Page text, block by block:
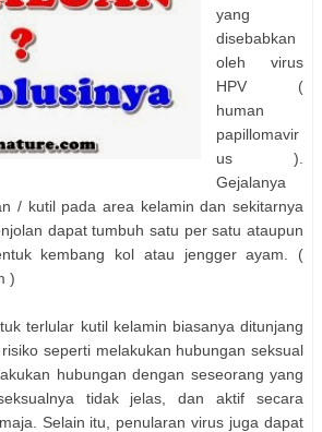
yang
disebabkan
oleh virus
HPV (
human
papillomavir
us ).
Gejalanya
/ kutil pada area kelamin dan sekitarnya
dapat tumbuh satu per satu ataupun
kembang kol atau jengger ayam. (
)
terlular kutil kelamin biasanya ditunjang
seperti melakukan hubungan seksual
hubungan dengan seseorang yang
tidak jelas, dan aktif secara
Selain itu, penularan virus juga dapat